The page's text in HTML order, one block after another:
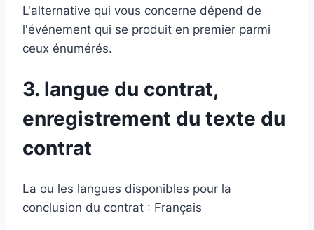
L'alternative qui vous concerne dépend de
l'événement qui se produit en premier parmi
ceux énumérés.
3. langue du contrat,
enregistrement du texte du
contrat
La ou les langues disponibles pour la
conclusion du contrat : Français